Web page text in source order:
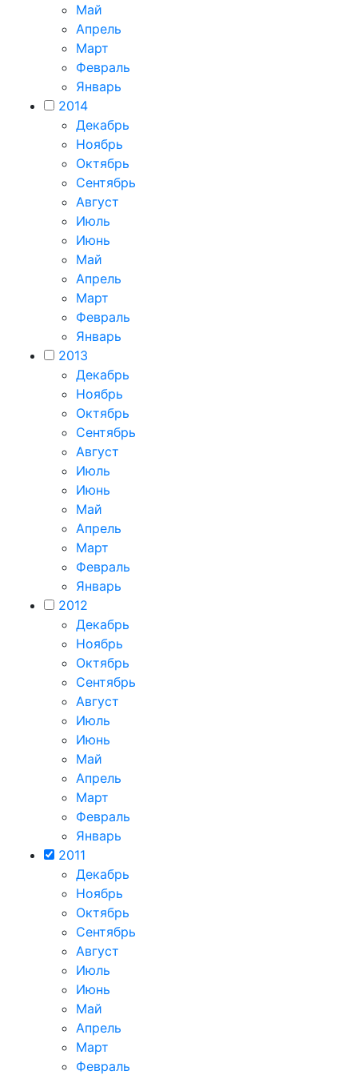
Май
Апрель
Март
Февраль
Январь
2014
Декабрь
Ноябрь
Октябрь
Сентябрь
Август
Июль
Июнь
Май
Апрель
Март
Февраль
Январь
2013
Декабрь
Ноябрь
Октябрь
Сентябрь
Август
Июль
Июнь
Май
Апрель
Март
Февраль
Январь
2012
Декабрь
Ноябрь
Октябрь
Сентябрь
Август
Июль
Июнь
Май
Апрель
Март
Февраль
Январь
2011
Декабрь
Ноябрь
Октябрь
Сентябрь
Август
Июль
Июнь
Май
Апрель
Март
Февраль